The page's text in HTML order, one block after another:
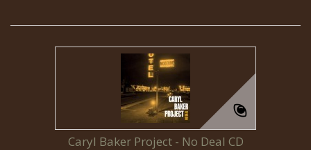
Caryl Baker Project - No Deal CD